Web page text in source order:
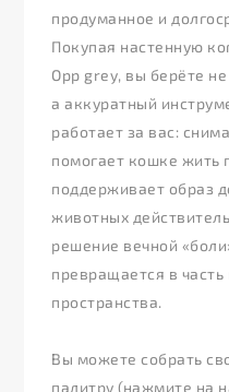
продуманное и
Покупая настенную
Opp grey, вы берёте
а аккуратный
работает за вас:
помогает кошке жить
поддерживает образ
животных
решение вечной
превращается в часть
пространства.
Вы можете собрать
палитру (нажмите на